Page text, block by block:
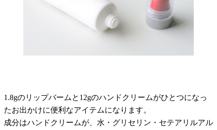
1.8gのリップバームと12gのハンドクリームがひとつになっ
たお出かけに便利なアイテムになります。
成分はハンドクリームが、水・グリセリン・セテアリルアル